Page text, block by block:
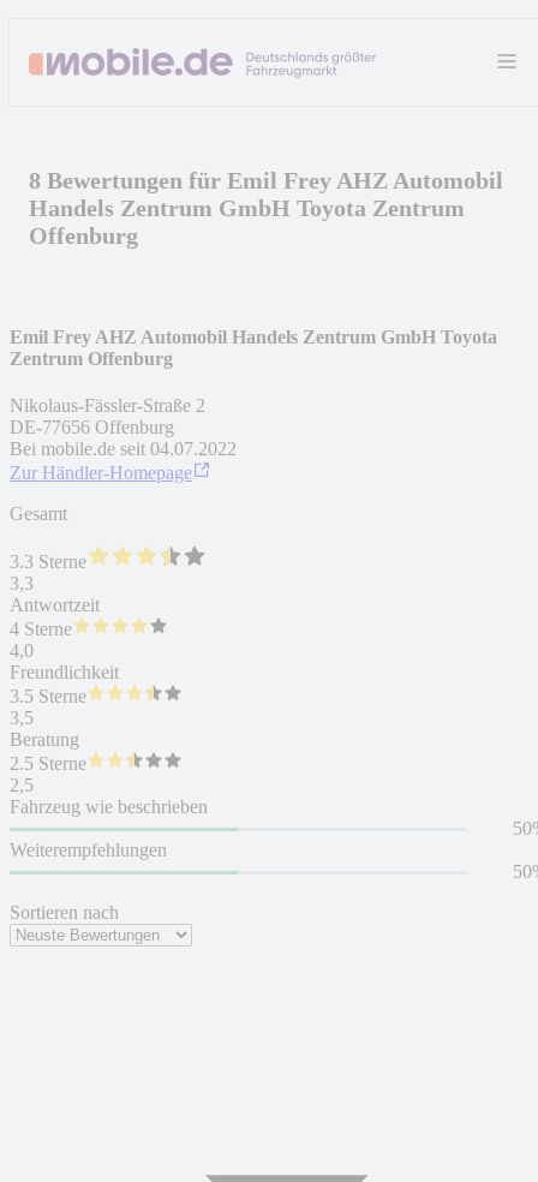
8 Bewertungen für Emil Frey AHZ Automobil
Handels Zentrum GmbH Toyota Zentrum
Offenburg
Sortieren nach
Emil Frey AHZ Automobil Handels Zentrum GmbH Toyota
Zentrum Offenburg
Nikolaus-Fässler-Straße 2
DE-77656 Offenburg
Bei mobile.de seit 04.07.2022
Zur Händler-Homepage
Gesamt
3.3 Sterne
3,3
Antwortzeit
4 Sterne
4,0
Freundlichkeit
3.5 Sterne
3,5
Beratung
2.5 Sterne
2,5
Fahrzeug wie beschrieben
Weiterempfehlungen